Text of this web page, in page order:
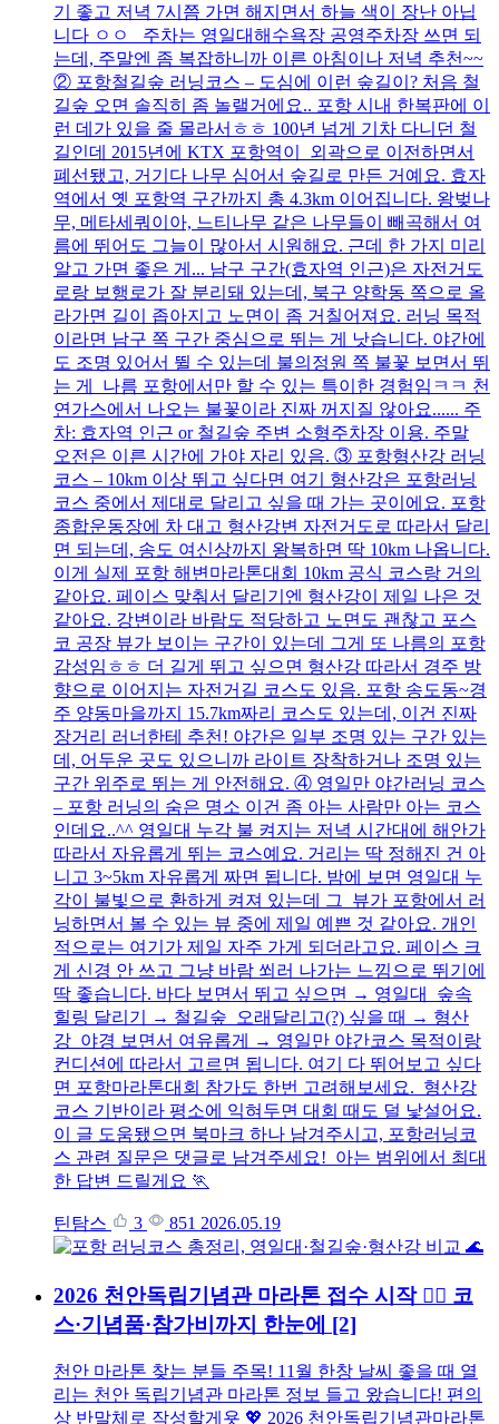
기 좋고 저녁 7시쯤 가면 해지면서 하늘 색이 장난 아닙
니다 ㅇㅇ 주차는 영일대해수욕장 공영주차장 쓰면 되
는데, 주말엔 좀 복잡하니까 이른 아침이나 저녁 추천~~
② 포항철길숲 러닝코스 – 도심에 이런 숲길이? 처음 철
길숲 오면 솔직히 좀 놀랠거에요.. 포항 시내 한복판에 이
런 데가 있을 줄 몰라서ㅎㅎ 100년 넘게 기차 다니던 철
길인데 2015년에 KTX 포항역이 외곽으로 이전하면서
폐선됐고, 거기다 나무 심어서 숲길로 만든 거예요. 효자
역에서 옛 포항역 구간까지 총 4.3km 이어집니다. 왕벚나
무, 메타세쿼이아, 느티나무 같은 나무들이 빼곡해서 여
름에 뛰어도 그늘이 많아서 시원해요. 근데 한 가지 미리
알고 가면 좋은 게... 남구 구간(효자역 인근)은 자전거도
로랑 보행로가 잘 분리돼 있는데, 북구 양학동 쪽으로 올
라가면 길이 좁아지고 노면이 좀 거칠어져요. 러닝 목적
이라면 남구 쪽 구간 중심으로 뛰는 게 낫습니다. 야간에
도 조명 있어서 뛸 수 있는데 불의정원 쪽 불꽃 보면서 뛰
는 게 나름 포항에서만 할 수 있는 특이한 경험임ㅋㅋ 천
연가스에서 나오는 불꽃이라 진짜 꺼지질 않아요...... 주
차: 효자역 인근 or 철길숲 주변 소형주차장 이용. 주말
오전은 이른 시간에 가야 자리 있음. ③ 포항형산강 러닝
코스 – 10km 이상 뛰고 싶다면 여기 형산강은 포항러닝
코스 중에서 제대로 달리고 싶을 때 가는 곳이에요. 포항
종합운동장에 차 대고 형산강변 자전거도로 따라서 달리
면 되는데, 송도 여신상까지 왕복하면 딱 10km 나옵니다.
이게 실제 포항 해변마라톤대회 10km 공식 코스랑 거의
같아요. 페이스 맞춰서 달리기엔 형산강이 제일 나은 것
같아요. 강변이라 바람도 적당하고 노면도 괜찮고 포스
코 공장 뷰가 보이는 구간이 있는데 그게 또 나름의 포항
감성임ㅎㅎ 더 길게 뛰고 싶으면 형산강 따라서 경주 방
향으로 이어지는 자전거길 코스도 있음. 포항 송도동~경
주 양동마을까지 15.7km짜리 코스도 있는데, 이건 진짜
장거리 러너한테 추천! 야간은 일부 조명 있는 구간 있는
데, 어두운 곳도 있으니까 라이트 장착하거나 조명 있는
구간 위주로 뛰는 게 안전해요. ④ 영일만 야간러닝 코스
– 포항 러닝의 숨은 명소 이건 좀 아는 사람만 아는 코스
인데요..^^ 영일대 누각 불 켜지는 저녁 시간대에 해안가
따라서 자유롭게 뛰는 코스예요. 거리는 딱 정해진 건 아
니고 3~5km 자유롭게 짜면 됩니다. 밤에 보면 영일대 누
각이 불빛으로 환하게 켜져 있는데 그 뷰가 포항에서 러
닝하면서 볼 수 있는 뷰 중에 제일 예쁜 것 같아요. 개인
적으로는 여기가 제일 자주 가게 되더라고요. 페이스 크
게 신경 안 쓰고 그냥 바람 쐬러 나가는 느낌으로 뛰기에
딱 좋습니다. 바다 보면서 뛰고 싶으면 → 영일대 숲속
힐링 달리기 → 철길숲 오래달리고(?) 싶을 때 → 형산
강 야경 보면서 여유롭게 → 영일만 야간코스 목적이랑
컨디션에 따라서 고르면 됩니다. 여기 다 뛰어보고 싶다
면 포항마라톤대회 참가도 한번 고려해보세요. 형산강
코스 기반이라 평소에 익혀두면 대회 때도 덜 낯설어요.
이 글 도움됐으면 북마크 하나 남겨주시고, 포항러닝코
스 관련 질문은 댓글로 남겨주세요! 아는 범위에서 최대
한 답변 드릴게요 🏃
틴탐스 3 851 2026.05.19
2026 천안독립기념관 마라톤 접수 시작 🏃‍♂️ 코
스·기념품·참가비까지 한눈에 [2]
천안 마라톤 찾는 분들 주목! 11월 한창 날씨 좋을 때 열
리는 천안 독립기념관 마라톤 정보 들고 왔습니다! 편의
상 반말체로 작성할게욧 💖 2026 천안독립기념관마라톤